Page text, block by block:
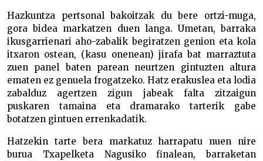
Hazkuntza pertsonal bakoitzak du bere ortzi-muga,
gora bidea markatzen duen langa. Umetan, barraka
ikusgarrienari aho-zabalik begiratzen genion eta kola
itxaron ostean, (kasu onenean) jirafa bat marraztuta
zuen panel baten parean neurtzen gintuzten altura
ematen ez genuela frogatzeko. Hatz erakuslea eta lodia
zabalduz agertzen zigun jabeak falta zitzaigun
puskaren tamaina eta dramarako tarterik gabe
botatzen gintuen errenkadatik.
Hatzekin tarte bera markatuz harrapatu nuen nire
burua Txapelketa Nagusiko finalean, barraketan